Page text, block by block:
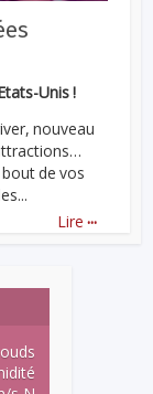
Unis !
nouveau
de vos
Lire ...